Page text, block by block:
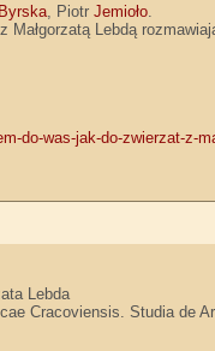
Byrska, PiotrJemioło.
Małgorzatą Lebdą
do-was-jak-do-zwierzat-z-
Lebda
Cracoviensis. Studia de